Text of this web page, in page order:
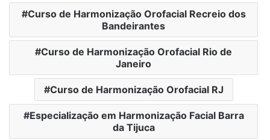
Curso de Harmonização Orofacial Recreio dos
Bandeirantes
Curso de Harmonização Orofacial Rio de
Janeiro
Curso de Harmonização Orofacial RJ
Especialização em Harmonização Facial Barra
da Tijuca